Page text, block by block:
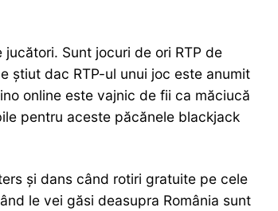
Sunt jocuri de ori RTP de
știut dac RTP-ul unui joc este anumit
online este vajnic de fii ca măciucă
pentru aceste păcănele blackjack
și dans când rotiri gratuite pe cele
le vei găsi deasupra România sunt